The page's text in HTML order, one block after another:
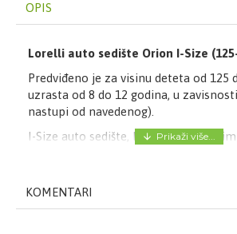
OPIS
Lorelli auto sedište Orion I-Size
Predviđeno je za visinu deteta od 125
uzrasta od 8 do 12 godina, u
nastupi od navedenog).
I-Size auto sedište, koje raste sa
Kompaktno i lagano.Mekano i
se skida i periva je na 30 stepeni.
KOMENTARI